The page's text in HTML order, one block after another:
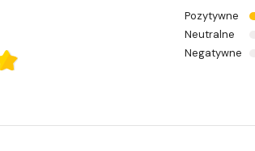
Pozytywne
Neutralne
Negatywne